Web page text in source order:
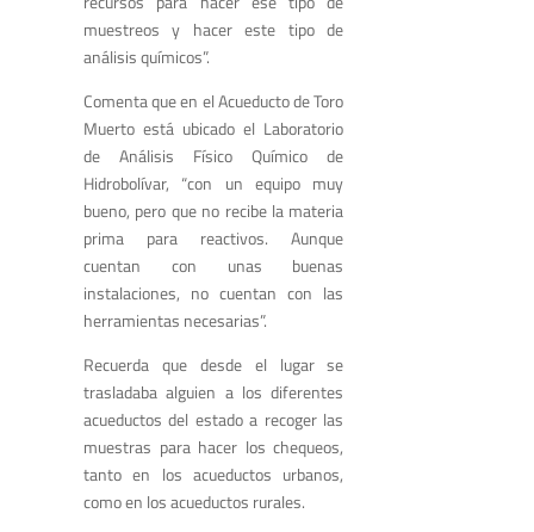
muestreos y hacer este tipo de
análisis químicos”.
Comenta que en el Acueducto de Toro
Muerto está ubicado el Laboratorio
de Análisis Físico Químico de
Hidrobolívar, “con un equipo muy
bueno, pero que no recibe la materia
prima para reactivos. Aunque
cuentan con unas buenas
instalaciones, no cuentan con las
herramientas necesarias”.
Recuerda que desde el lugar se
trasladaba alguien a los diferentes
acueductos del estado a recoger las
muestras para hacer los chequeos,
tanto en los acueductos urbanos,
como en los acueductos rurales.